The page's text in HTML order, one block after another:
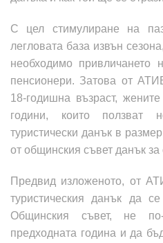
С цел стимулиране на
легловата база извън
необходимо
пенсионери. Затова от
18-годишна възраст,
години, които
туристически данък в
от общинския съвет данък
Предвид изложеното, от
туристическия данък да
Общинския съвет, не
предходната година и да